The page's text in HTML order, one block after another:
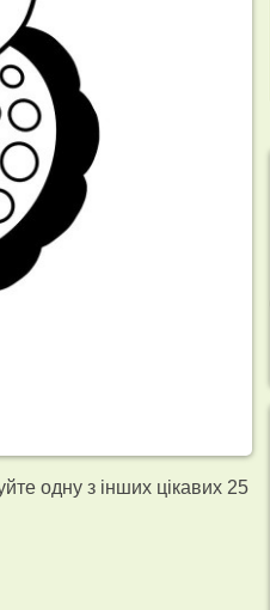
одну з інших цікавих 25